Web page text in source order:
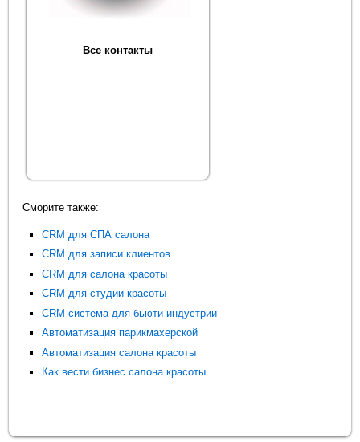
Все контакты
Сморите также:
CRM для СПА салона
CRM для записи клиентов
CRM для салона красоты
CRM для студии красоты
CRM система для бьюти индустрии
Автоматизация парикмахерской
Автоматизация салона красоты
Как вести бизнес салона красоты